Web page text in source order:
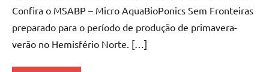
Confira o MSABP – Micro AquaBioPonics Sem Fronteiras
preparado para o período de produção de primavera-
verão no Hemisfério Norte. […]